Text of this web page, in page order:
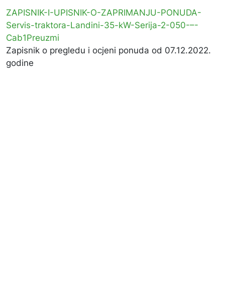
ZAPISNIK-I-UPISNIK-O-ZAPRIMANJU-PONUDA-
Servis-traktora-Landini-35-kW-Serija-2-050-–-
Cab1Preuzmi
Zapisnik o pregledu i ocjeni ponuda od 07.12.2022.
godine